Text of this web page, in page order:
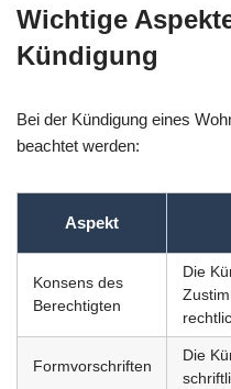
Wichtige
Kündigung
Bei der Kündigung eines
beachtet werden:
Aspekt
Konsens des
Berechtigten
Die
Formvorschriften
Die